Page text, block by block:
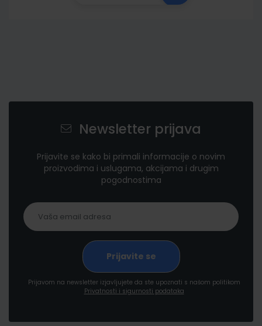
Newsletter prijava
Prijavite se kako bi primali informacije o novim
proizvodima i uslugama, akcijama i drugim
pogodnostima
Prijavom na newsletter izjavljujete da ste upoznati s našom politikom
Privatnosti i sigurnosti podataka